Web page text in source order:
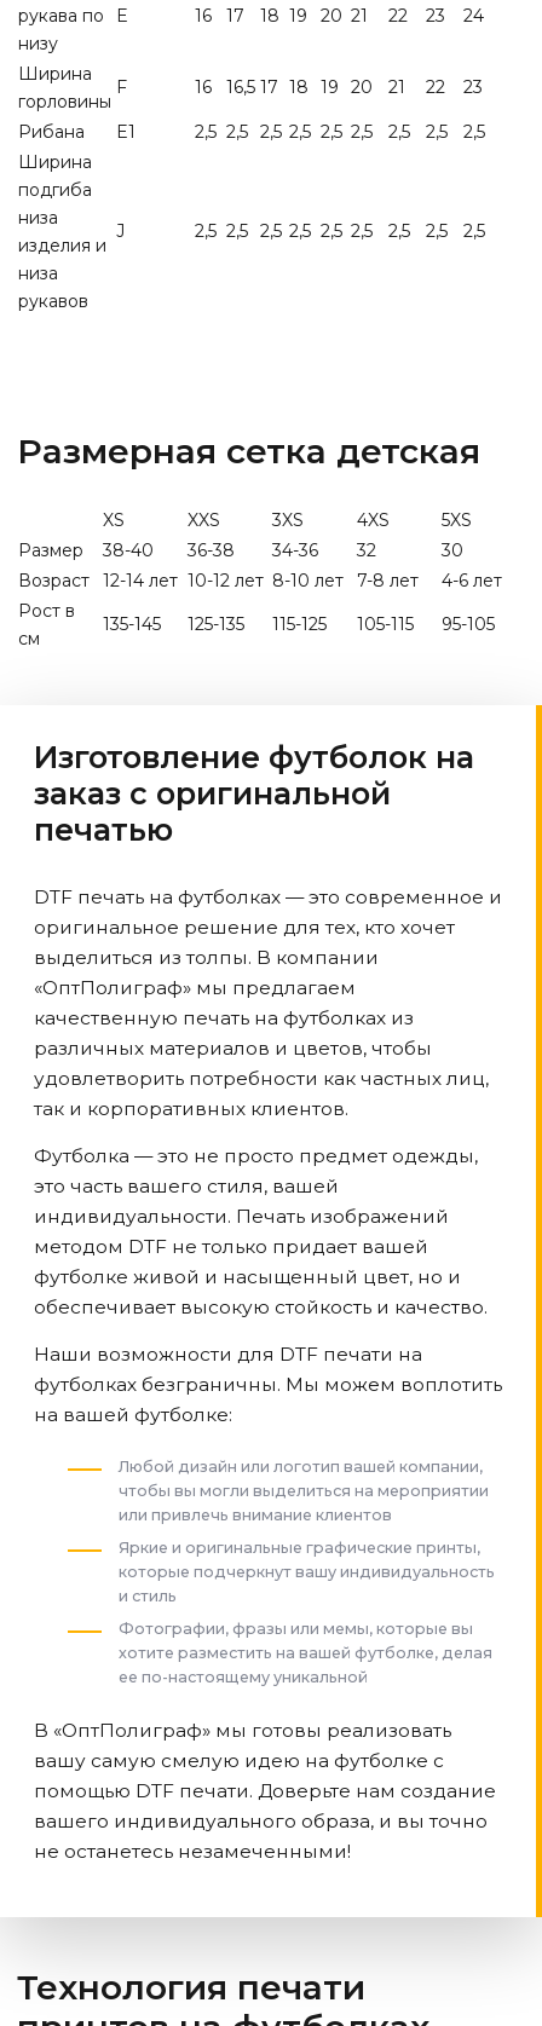
рукава по
низу
E 16 17 18 19 20 21 22 23 24
Ширина
горловины
F 16 16,5 17 18 19 20 21 22 23
Рибана E1 2,5 2,5 2,5 2,5 2,5 2,5 2,5 2,5
2,5
Ширина
подгиба
низа
изделия и
низа
рукавов
J 2,5 2,5 2,5 2,5 2,5 2,5 2,5 2,5 2,5
Размерная сетка детская
XS XXS 3XS 4XS
5XS
Размер
38-40 36-38 34-36 32
30
Возраст
12-14 лет 10-12 лет 8-10 лет 7-8 лет
4-6 лет
Рост в
см
135-145 125-135 115-125 105-115 95-105
Изготовление футболок на
заказ с оригинальной
печатью
DTF печать на футболках — это современное и
оригинальное решение для тех, кто хочет
выделиться из толпы. В компании
«ОптПолиграф» мы предлагаем
качественную печать на футболках из
различных материалов и цветов, чтобы
удовлетворить потребности как частных лиц,
так и корпоративных клиентов.
Футболка — это не просто предмет одежды,
это часть вашего стиля, вашей
индивидуальности. Печать изображений
методом DTF не только придает вашей
футболке живой и насыщенный цвет, но и
обеспечивает высокую стойкость и качество.
Наши возможности для DTF печати на
футболках безграничны. Мы можем воплотить
на вашей футболке:
Любой дизайн или логотип вашей компании,
чтобы вы могли выделиться на мероприятии
или привлечь внимание клиентов
Яркие и оригинальные графические принты,
которые подчеркнут вашу индивидуальность
и стиль
Фотографии, фразы или мемы, которые вы
хотите разместить на вашей футболке, делая
ее по-настоящему уникальной
В «ОптПолиграф» мы готовы реализовать
вашу самую смелую идею на футболке с
помощью DTF печати. Доверьте нам создание
вашего индивидуального образа, и вы точно
не останетесь незамеченными!
Технология печати